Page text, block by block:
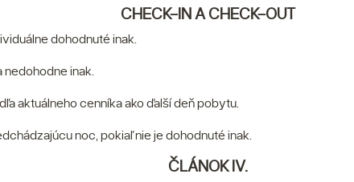
CHECK-IN A CHECK-OUT
dohodnuté inak.
nedohodne inak.
aktuálneho cenníka ako ďalší deň pobytu.
noc, pokiaľ nie je dohodnuté inak.
ČLÁNOK IV.